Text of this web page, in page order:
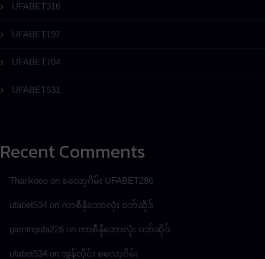
UFABET316
UFABET197
UFABET704
UFABET531
Recent Comments
Thankooo on စလော့ဂိမ်း UFABET286
ufabet534 on ကာစီနိုဘောလုံး ဝဘ်ဆိုဒ်
gamingufa226 on ကာစီနိုဘောလုံး ဝဘ်ဆိုဒ်
ufabet534 on အွန်လိုင်း စလော့ဂိမ်း